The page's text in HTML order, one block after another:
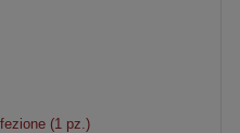
(1 pz.)